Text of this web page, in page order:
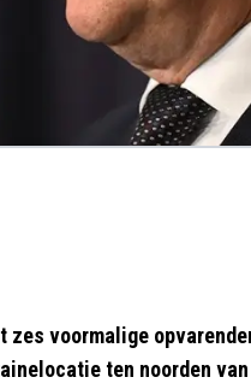
zes voormalige
ten noorden